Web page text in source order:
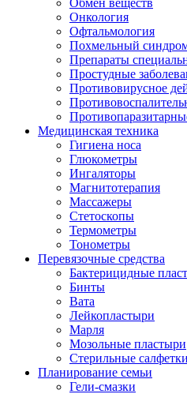
Обмен веществ
Онкология
Офтальмология
Похмельный
Препараты
Простудные
Противовирусное
Медицинская техника
Гигиена носа
Глюкометры
Ингаляторы
Магнитотерапия
Массажеры
Стетоскопы
Термометры
Тонометры
Перевязочные средства
Бактерицидные
Бинты
Вата
Лейкопластыри
Марля
Мозольные пластыри
Стерильные
Планирование семьи
Гели-смазки